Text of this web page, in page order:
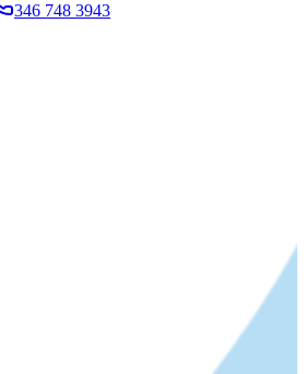
346 748 3943